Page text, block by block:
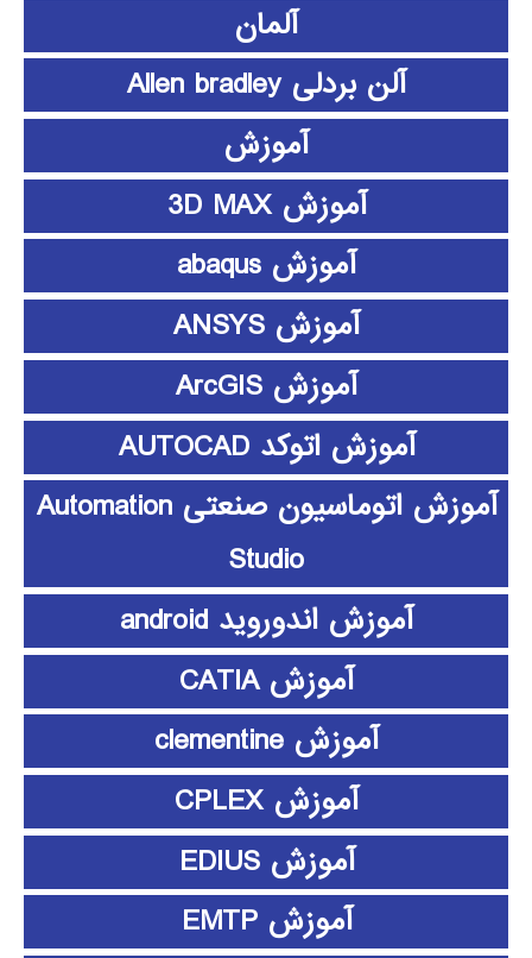
آلمان
آلن بردلی Allen bradley
آموزش
آموزش 3D MAX
آموزش abaqus
آموزش ANSYS
آموزش ArcGIS
آموزش اتوکد AUTOCAD
آموزش اتوماسیون صنعتی Automation
Studio
آموزش اندوروید android
آموزش CATIA
آموزش clementine
آموزش CPLEX
آموزش EDIUS
آموزش EMTP